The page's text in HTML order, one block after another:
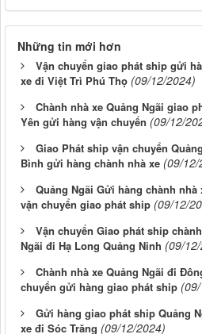
Những tin mới hơn
Vận chuyển giao phát ship gửi
xe đi Việt Trì Phú Thọ (09/12/2024)
Chành nhà xe Quảng Ngãi giao
Yên gửi hàng vận chuyển (09/12/
Giao Phát ship vận chuyển
Bình gửi hàng chành nhà xe (09/12/
Quảng Ngãi Gửi hàng chành nhà
vận chuyển giao phát ship (09/12/
Vận chuyển Giao phát ship
Ngãi đi Hạ Long Quảng Ninh (09/
Chành nhà xe Quảng Ngãi đi
chuyển gửi hàng giao phát ship
Gửi hàng giao phát ship Quảng
xe đi Sóc Trăng (09/12/2024)